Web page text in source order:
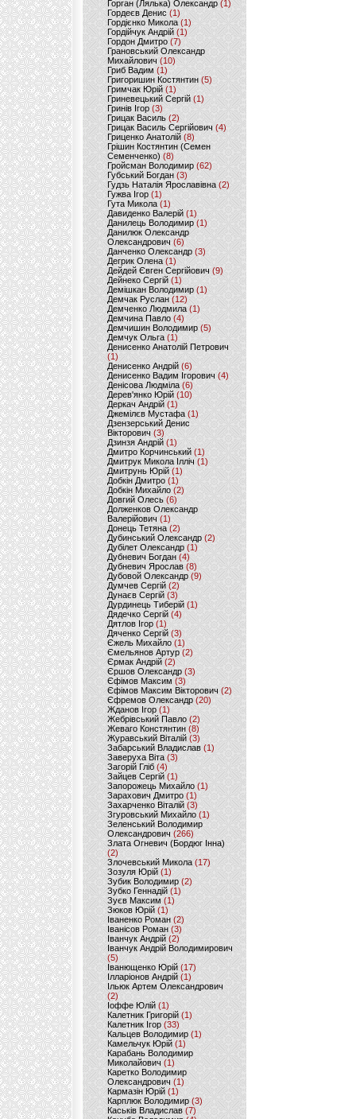
Горган (Лялька) Олександр(1)
Гордеєв Денис (1)
Гордієнко Микола (1)
Гордійчук Андрій (1)
Гордон Дмитро (7)
Грановський Олександр
Михайлович (10)
Гриб Вадим (1)
Григоришин Костянтин (5)
Гримчак Юрій(1)
Гриневецький Сергій(1)
Гринів Ігор (3)
Грицак Василь (2)
Грицак Василь Сергійович (4)
Гриценко Анатолій (8)
Грішин Костянтин (Семен
Семенченко)(8)
Гройсман Володимир(62)
Губський Богдан (3)
Гудзь Наталія Ярославівна(2)
Гужва Ігор (1)
Гута Микола (1)
Давиденко Валерій (1)
Данилець Володимир(1)
Данилюк Олександр
Олександрович (6)
Данченко Олександр (3)
Дегрик Олена(1)
Дейдей Євген Сергійович(9)
Дейнеко Сергій (1)
Демішкан Володимир(1)
Демчак Руслан (12)
Демченко Людмила (1)
Демчина Павло (4)
Демчишин Володимир (5)
Демчук Ольга(1)
Денисенко Анатолій Петрович
(1)
Денисенко Андрій (6)
Денисенко Вадим Ігорович (4)
Денісова Людміла(6)
Дерев'янко Юрій(10)
Деркач Андрій(1)
Джемілєв Мустафа (1)
Дзензерський Денис
Вікторович (3)
Дзинзя Андрій (1)
Дмитро Корчинський (1)
Дмитрук Микола Ілліч (1)
Дмитрунь Юрій (1)
Добкін Дмитро(1)
Добкін Михайло (2)
Довгий Олесь (6)
Долженков Олександр
Валерійович (1)
Донець Тетяна (2)
Дубинський Олександр(2)
Дубілет Олександр (1)
Дубневич Богдан (4)
Дубневич Ярослав (8)
Дубовой Олександр(9)
Думчев Сергій (2)
Дунаєв Сергій(3)
Дурдинець Тиберій (1)
Дядечко Сергій (4)
Дятлов Ігор (1)
Дяченко Сергій (3)
Єжель Михайло (1)
Ємельянов Артур (2)
Єрмак Андрій (2)
Єршов Олександр (3)
Єфімов Максим (3)
Єфімов Максим Вікторович (2)
Єфремов Олександр (20)
Жданов Ігор (1)
Жебрівський Павло (2)
Жеваго Констянтин (8)
Журавський Віталій (3)
Забарський Владислав (1)
Заверуха Віта (3)
Загорій Гліб (4)
Зайцев Сергій(1)
Запорожець Михайло (1)
Зарахович Дмитро (1)
Захарченко Віталій (3)
Згуровський Михайло (1)
Зеленський Володимир
Олександрович (266)
Злата Огневич (Бордюг Інна)
(2)
Злочевський Микола(17)
Зозуля Юрій (1)
Зубик Володимир (2)
Зубко Геннадій (1)
Зуєв Максим(1)
Зюков Юрій (1)
Іваненко Роман (2)
Іванісов Роман (3)
Іванчук Андрій(2)
Іванчук Андрій Володимирович
(5)
Іванющенко Юрій (17)
Ілларіонов Андрій (1)
Ільюк Артем Олександрович
(2)
Іоффе Юлій (1)
Калетник Григорій(1)
Калетник Ігор (33)
Кальцев Володимир(1)
Камельчук Юрій (1)
Карабань Володимир
Миколайович (1)
Каретко Володимир
Олександрович (1)
Кармазін Юрій(1)
Карплюк Володимир(3)
Каськів Владислав (7)